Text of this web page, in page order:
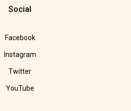
Social
Facebook
Instagram
Twitter
YouTube